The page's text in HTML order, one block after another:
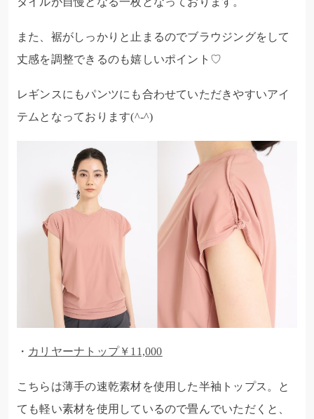
また、裾がしっかりと止まるのでブラウジングをして
丈感を調整できるのも嬉しいポイント♡
レギンスにもパンツにも合わせていただきやすいアイ
テムとなっております(^-^)
・ カリヤーナトップ￥11,000
こちらは薄手の速乾素材を使用した半袖トップス。と
ても軽い素材を使用しているので畳んでいただくと、